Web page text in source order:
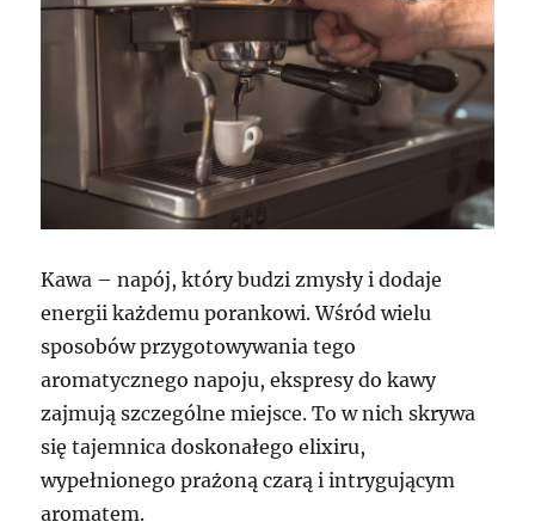
Kawa – napój, który budzi zmysły i dodaje
energii każdemu porankowi. Wśród wielu
sposobów przygotowywania tego
aromatycznego napoju, ekspresy do kawy
zajmują szczególne miejsce. To w nich skrywa
się tajemnica doskonałego elixiru,
wypełnionego prażoną czarą i intrygującym
aromatem.